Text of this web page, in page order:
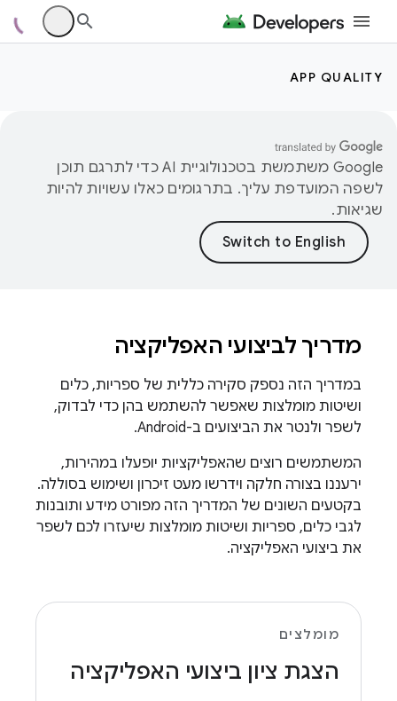
APP QUALITY
‫Google משתמשת בטכנולוגיית AI כדי לתרגם תוכן
לשפה המועדפת עליך. בתרגומים כאלו עשויות להיות
שגיאות.
מדריך לביצועי האפליקציה
במדריך הזה נספק סקירה כללית של ספריות, כלים
ושיטות מומלצות שאפשר להשתמש בהן כדי לבדוק,
לשפר ולנטר את הביצועים ב-Android.
המשתמשים רוצים שהאפליקציות יופעלו במהירות,
ירעננו בצורה חלקה וידרשו מעט זיכרון ושימוש בסוללה.
בקטעים השונים של המדריך הזה מפורט מידע ותובנות
לגבי כלים, ספריות ושיטות מומלצות שיעזרו לכם לשפר
את ביצועי האפליקציה.
מומלצים
הצגת ציון ביצועי האפליקציה